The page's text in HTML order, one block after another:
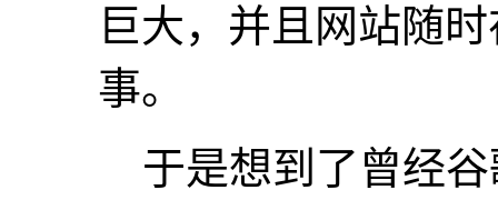
巨大，并且网站随
事。
于是想到了曾经谷